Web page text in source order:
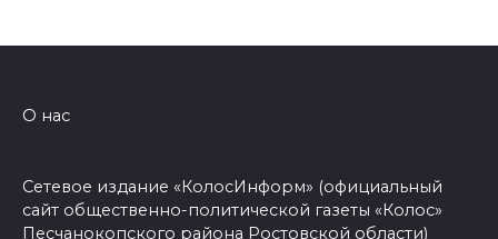
О нас
Сетевое издание «КолосИнформ» (официальный
сайт общественно-политической газеты «Колос»
Песчанокопского района Ростовской области)